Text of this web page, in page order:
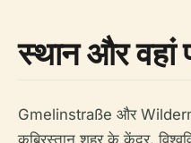
स्थान और वहां
Gmelinstraße और
कब्रिस्तान शहर के केंद्र,